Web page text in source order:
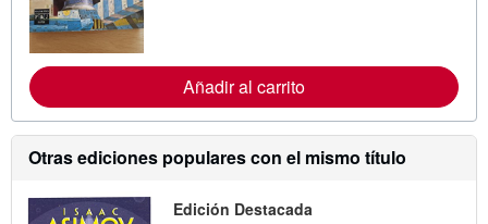
c
n
s
o
b
Añadir al carrito
Otras ediciones populares con el mismo título
Edición Destacada